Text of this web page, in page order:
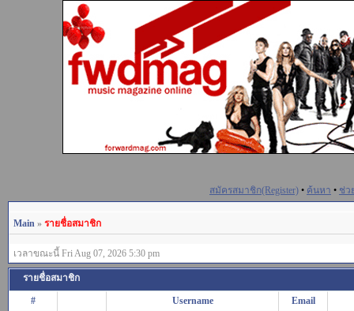
สมัครสมาชิก(Register) • ค้นหา • ช่ว
Main » รายชื่อสมาชิก
เวลาขณะนี้ Fri Aug 07, 2026 5:30 pm
รายชื่อสมาชิก
# Username Email